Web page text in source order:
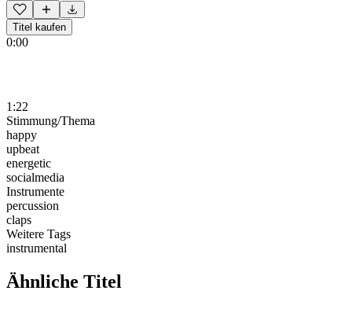
Titel kaufen
0:00
1:22
Stimmung/Thema
happy
upbeat
energetic
socialmedia
Instrumente
percussion
claps
Weitere Tags
instrumental
Ähnliche Titel